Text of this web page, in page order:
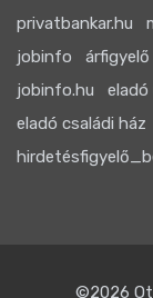
privatbankar.hu
jobinfo
árfigyelő
jobinfo.hu
eladó
eladó családi ház
©2026